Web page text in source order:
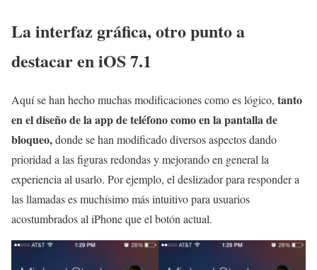
La interfaz gráfica, otro punto a
destacar en iOS 7.1
Aquí se han hecho muchas modificaciones como es lógico, tanto
en el diseño de la app de teléfono como en la pantalla de
bloqueo,donde se han modificado diversos aspectos dando
prioridad a las figuras redondas y mejorando en general la
experiencia al usarlo. Por ejemplo, el deslizador para responder a
las llamadas es muchísimo más intuitivo para usuarios
acostumbrados al iPhone que el botón actual.